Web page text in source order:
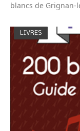
blancs de Grignan-
LIVRES